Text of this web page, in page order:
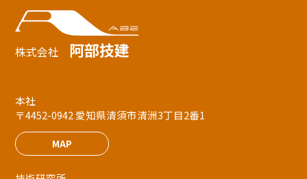
株式会社 阿部技建
本社
〒4452-0942 愛知県清須市清洲3丁目2番1
MAP